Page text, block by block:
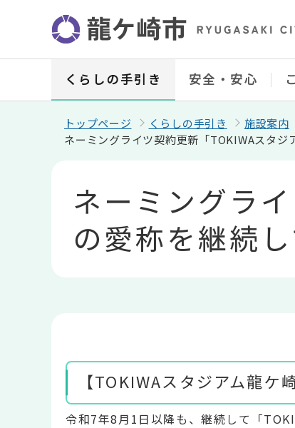
ジ
くらしの手引き 安全・安心
トップページ くらしの手引き 施設案内
ネーミングライツ契約更新「TOKIWAスタジ
ネーミングラ
の愛称を継続
【TOKIWAスタジアム龍
令和7年8月1日以降も、継続して「